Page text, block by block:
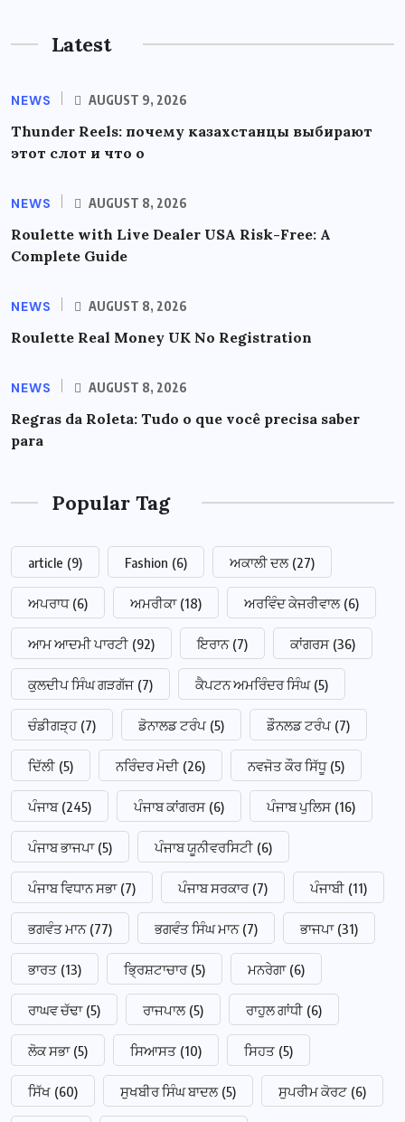
Latest
NEWS AUGUST 9, 2026
Thunder Reels: почему казахстанцы выбирают
этот слот и что о
NEWS AUGUST 8, 2026
Roulette with Live Dealer USA Risk-Free: A
Complete Guide
NEWS AUGUST 8, 2026
Roulette Real Money UK No Registration
NEWS AUGUST 8, 2026
Regras da Roleta: Tudo o que você precisa saber
para
Popular Tag
article (9) Fashion (6) ਅਕਾਲੀ ਦਲ (27)
ਅਪਰਾਧ (6) ਅਮਰੀਕਾ (18) ਅਰਵਿੰਦ ਕੇਜਰੀਵਾਲ (6)
ਆਮ ਆਦਮੀ ਪਾਰਟੀ (92) ਇਰਾਨ (7) ਕਾਂਗਰਸ (36)
ਕੁਲਦੀਪ ਸਿੰਘ ਗੜਗੱਜ (7) ਕੈਪਟਨ ਅਮਰਿੰਦਰ ਸਿੰਘ (5)
ਚੰਡੀਗੜ੍ਹ (7) ਡੋਨਾਲਡ ਟਰੰਪ (5) ਡੌਨਲਡ ਟਰੰਪ (7)
ਦਿੱਲੀ (5) ਨਰਿੰਦਰ ਮੋਦੀ (26) ਨਵਜੋਤ ਕੌਰ ਸਿੱਧੂ (5)
ਪੰਜਾਬ (245) ਪੰਜਾਬ ਕਾਂਗਰਸ (6) ਪੰਜਾਬ ਪੁਲਿਸ (16)
ਪੰਜਾਬ ਭਾਜਪਾ (5) ਪੰਜਾਬ ਯੂਨੀਵਰਸਿਟੀ (6)
ਪੰਜਾਬ ਵਿਧਾਨ ਸਭਾ (7) ਪੰਜਾਬ ਸਰਕਾਰ (7) ਪੰਜਾਬੀ (11)
ਭਗਵੰਤ ਮਾਨ (77) ਭਗਵੰਤ ਸਿੰਘ ਮਾਨ (7) ਭਾਜਪਾ (31)
ਭਾਰਤ (13) ਭ੍ਰਿਸ਼ਟਾਚਾਰ (5) ਮਨਰੇਗਾ (6)
ਰਾਘਵ ਚੱਢਾ (5) ਰਾਜਪਾਲ (5) ਰਾਹੁਲ ਗਾਂਧੀ (6)
ਲੋਕ ਸਭਾ (5) ਸਿਆਸਤ (10) ਸਿਹਤ (5)
ਸਿੱਖ (60) ਸੁਖਬੀਰ ਸਿੰਘ ਬਾਦਲ (5) ਸੁਪਰੀਮ ਕੋਰਟ (6)